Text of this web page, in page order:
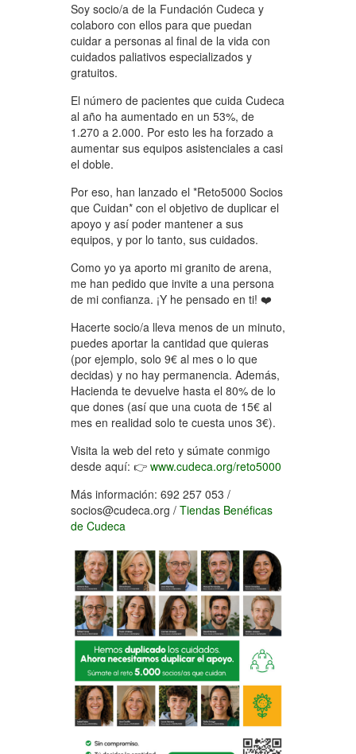
Soy socio/a de la Fundación Cudeca y
colaboro con ellos para que puedan
cuidar a personas al final de la vida con
cuidados paliativos especializados y
gratuitos.
El número de pacientes que cuida Cudeca
al año ha aumentado en un 53%, de
1.270 a 2.000. Por esto les ha forzado a
aumentar sus equipos asistenciales a casi
el doble.
Por eso, han lanzado el *Reto5000 Socios
que Cuidan* con el objetivo de duplicar el
apoyo y así poder mantener a sus
equipos, y por lo tanto, sus cuidados.
Como yo ya aporto mi granito de arena,
me han pedido que invite a una persona
de mi confianza. ¡Y he pensado en ti! ❤️
Hacerte socio/a lleva menos de un minuto,
puedes aportar la cantidad que quieras
(por ejemplo, solo 9€ al mes o lo que
decidas) y no hay permanencia. Además,
Hacienda te devuelve hasta el 80% de lo
que dones (así que una cuota de 15€ al
mes en realidad solo te cuesta unos 3€).
Visita la web del reto y súmate conmigo
desde aquí: 👉 www.cudeca.org/reto5000
Más información: 692 257 053 /
socios@cudeca.org / Tiendas Benéficas
de Cudeca